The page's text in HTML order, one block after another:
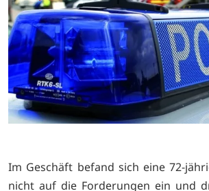
Im Geschäft befand sich eine 72-
nicht auf die Forderungen ein und